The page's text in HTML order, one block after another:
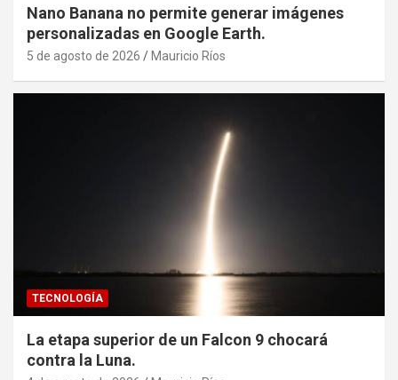
Nano Banana no permite generar imágenes
personalizadas en Google Earth.
5 de agosto de 2026 Mauricio Ríos
TECNOLOGÍA
La etapa superior de un Falcon 9 chocará
contra la Luna.